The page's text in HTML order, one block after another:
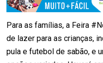
Para as famílias, a Feira
de lazer para as crianças,
pula e futebol de sabão, e